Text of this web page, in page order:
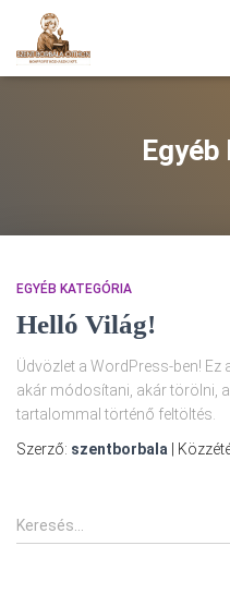
EGYÉB KATEGÓRIA
Helló Világ!
Üdvözlet a WordPress-ben! Ez
akár módosítani, akár törölni,
tartalommal történő feltöltés.
Szerző: szentborbala |
Keresés…